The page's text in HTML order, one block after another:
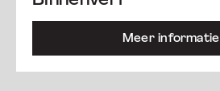
Meer informatie